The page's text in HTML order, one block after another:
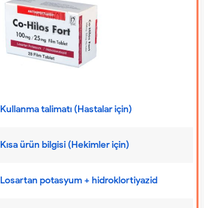
Kullanma talimatı (Hastalar için)
Kısa ürün bilgisi (Hekimler için)
Losartan potasyum + hidroklortiyazid